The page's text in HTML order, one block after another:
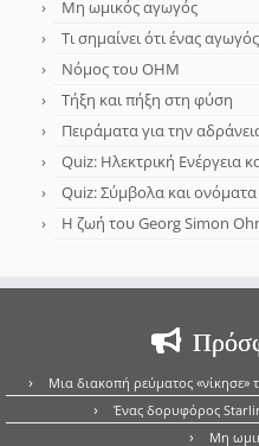
Μη ωμικός αγωγός
Τι σημαίνει ότι ένας
Νόμος του OHM
Τήξη και πήξη στη φύση
Πειράματα για την
Quiz: Ηλεκτρική Ενέργεια
Quiz: Σύμβολα και ονόματα
Η ζωή του Georg Simon
Μια διακοπή ρεύματος «νίκησε»
Ένας δορυφόρος
Μη